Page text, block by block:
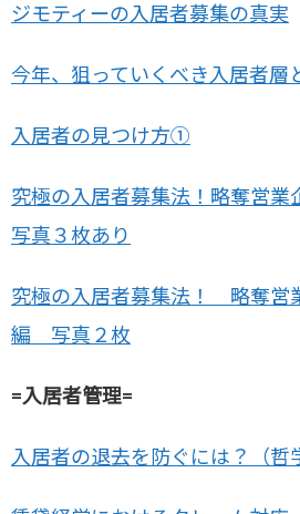
ジモティーの入居者募集の真実
今年、狙っていくべき入居者層
入居者の見つけ方①
究極の入居者募集法！略奪営
写真３枚あり
究極の入居者募集法！ 略奪
編 写真２枚
=入居者管理=
入居者の退去を防ぐには？（哲